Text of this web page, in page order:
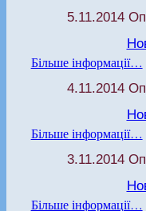
5.11.2014
Більше інформації…
4.11.2014
Більше інформації…
3.11.2014
Більше інформації…